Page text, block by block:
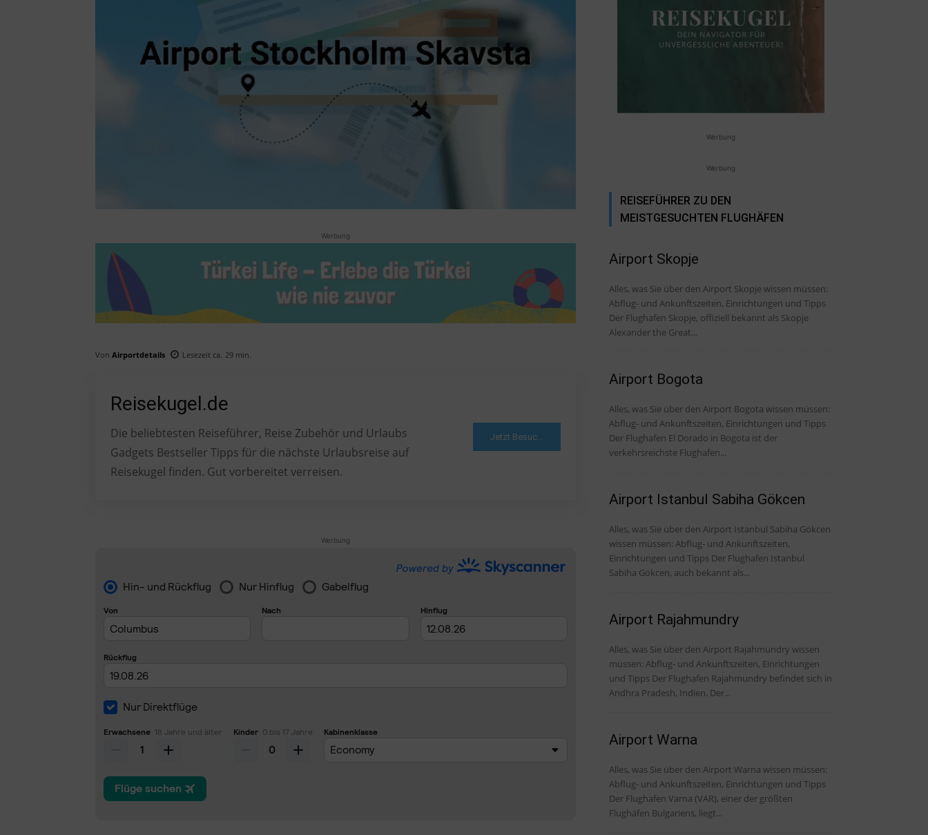
Werbung
Von Airportdetails Lesezeit ca. 29 min.
Reisekugel.de
Die beliebtesten Reiseführer, Reise Zubehör und Urlaubs
Gadgets Bestseller Tipps für die nächste Urlaubsreise auf
Reisekugel finden. Gut vorbereitet verreisen.
Werbung
Werbung
Werbung
REISEFÜHRER ZU DEN
MEISTGESUCHTEN FLUGHÄFEN
Airport Skopje
Alles, was Sie über den Airport Skopje wissen müssen:
Abflug- und Ankunftszeiten, Einrichtungen und Tipps
Der Flughafen Skopje, offiziell bekannt als Skopje
Alexander the Great...
Airport Bogota
Alles, was Sie über den Airport Bogota wissen müssen:
Abflug- und Ankunftszeiten, Einrichtungen und Tipps
Der Flughafen El Dorado in Bogota ist der
verkehrsreichste Flughafen...
Airport Istanbul Sabiha Gökcen
Alles, was Sie über den Airport Istanbul Sabiha Gökcen
wissen müssen: Abflug- und Ankunftszeiten,
Einrichtungen und Tipps Der Flughafen Istanbul
Sabiha Gökcen, auch bekannt als...
Airport Rajahmundry
Alles, was Sie über den Airport Rajahmundry wissen
müssen: Abflug- und Ankunftszeiten, Einrichtungen
und Tipps Der Flughafen Rajahmundry befindet sich in
Andhra Pradesh, Indien. Der...
Airport Warna
Alles, was Sie über den Airport Warna wissen müssen:
Abflug- und Ankunftszeiten, Einrichtungen und Tipps
Der Flughafen Varna (VAR), einer der größten
Flughäfen Bulgariens, liegt...